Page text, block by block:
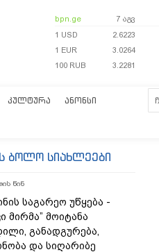
bpn.ge 7 აგვ
1 USD
2.6223
1 EUR
3.0264
100 RUB
3.2281
ᲙᲣᲚᲢᲣᲠᲐ ᲐᲜᲝᲜᲡᲘ
ბოლო სიახლეები
წინ
საგარეო უწყება -
მირმა” მოიტანა
განადგურება,
და სიღარიბე